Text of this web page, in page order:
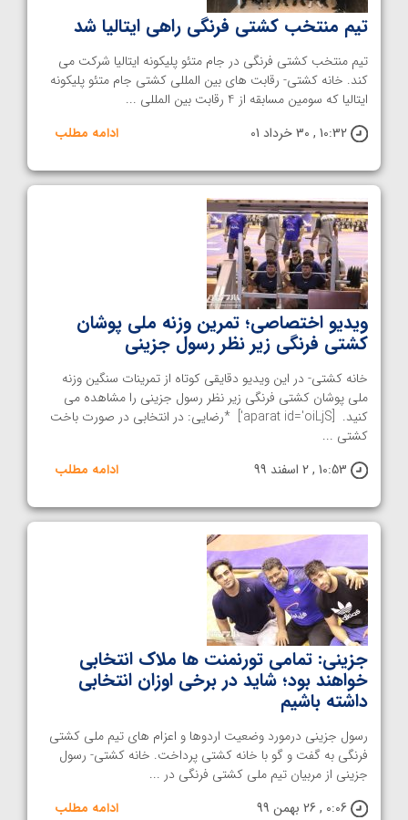
تیم‌ منتخب کشتی فرنگی راهی ایتالیا شد
تیم منتخب کشتی فرنگی در جام متئو پلیکونه ایتالیا شرکت می
کند. خانه کشتی- رقابت های بین المللی کشتی جام متئو پلیکونه
ایتالیا که سومین مسابقه از 4 رقابت بین المللی ...
10:32 , 30 خرداد 01
ادامه مطلب
ویدیو اختصاصی؛ تمرین وزنه ملی پوشان
کشتی فرنگی زیر نظر رسول جزینی
خانه کشتی- در این ویدیو دقایقی کوتاه از تمرینات سنگین وزنه
ملی پوشان کشتی فرنگی زیر نظر رسول جزینی را مشاهده می
کنید. [aparat id='oiLjS'] *رضایی: در انتخابی در صورت باخت
کشتی ...
10:53 , 2 اسفند 99
ادامه مطلب
جزینی: تمامی تورنمنت ها ملاک انتخابی
خواهند بود؛ شاید در برخی اوزان انتخابی
داشته باشیم
رسول جزینی درمورد وضعیت اردوها و اعزام های تیم ملی کشتی
فرنگی به گفت و گو با خانه کشتی پرداخت. خانه کشتی- رسول
جزینی از مربیان تیم ملی کشتی فرنگی در ...
0:06 , 26 بهمن 99
ادامه مطلب